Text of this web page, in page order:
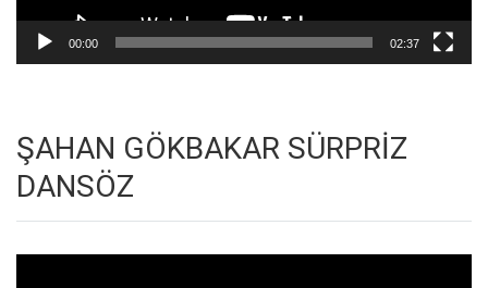
00:00 02:37
ŞAHAN GÖKBAKAR SÜRPRİZ
DANSÖZ